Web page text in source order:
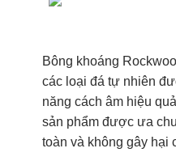
Bông khoáng
các loại đá tự nhiên
năng cách âm hiệu
sản phẩm được ưa
toàn và không gây hại